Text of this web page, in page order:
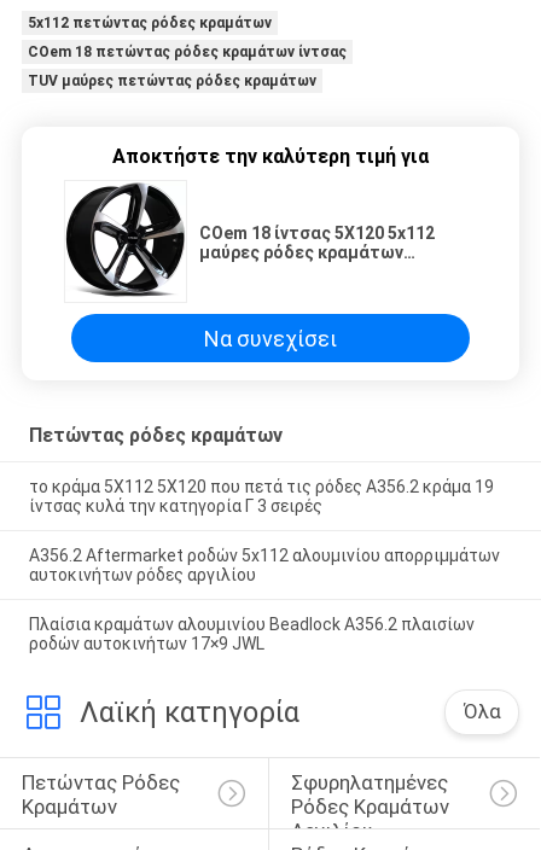
5x112 πετώντας ρόδες κραμάτων
COem 18 πετώντας ρόδες κραμάτων ίντσας
TUV μαύρες πετώντας ρόδες κραμάτων
Αποκτήστε την καλύτερη τιμή για
COem 18 ίντσας 5X120 5x112
μαύρες ρόδες κραμάτων
Να συνεχίσει
Πετώντας ρόδες κραμάτων
το κράμα 5X112 5X120 που πετά τις ρόδες A356.2 κράμα 19
ίντσας κυλά την κατηγορία Γ 3 σειρές
A356.2 Aftermarket ροδών 5x112 αλουμινίου απορριμμάτων
αυτοκινήτων ρόδες αργιλίου
Πλαίσια κραμάτων αλουμινίου Beadlock A356.2 πλαισίων
ροδών αυτοκινήτων 17×9 JWL
Λαϊκή κατηγορία Όλα
Πετώντας Ρόδες
Κραμάτων
Σφυρηλατημένες
Ρόδες Κραμάτων
Αργιλίου